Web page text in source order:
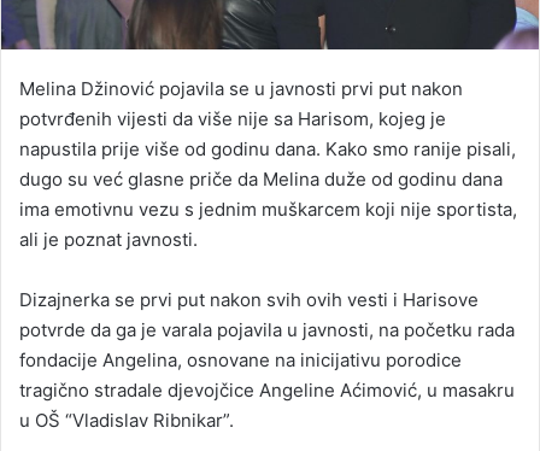
Melina Džinović pojavila se u javnosti prvi put nakon
potvrđenih vijesti da više nije sa Harisom, kojeg je
napustila prije više od godinu dana. Kako smo ranije pisali,
dugo su već glasne priče da Melina duže od godinu dana
ima emotivnu vezu s jednim muškarcem koji nije sportista,
ali je poznat javnosti.
Dizajnerka se prvi put nakon svih ovih vesti i Harisove
potvrde da ga je varala pojavila u javnosti, na početku rada
fondacije Angelina, osnovane na inicijativu porodice
tragično stradale djevojčice Angeline Aćimović, u masakru
u OŠ “Vladislav Ribnikar”.